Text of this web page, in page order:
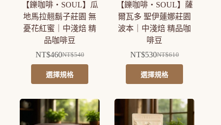
品
頁
面
選
擇
選
項
品
頁
面
選
擇
選
項
【鑠咖啡・SOUL】瓜
地馬拉翹鬍子莊園 無
憂花紅蜜｜中淺焙 精
品咖啡豆
NT$540
始
價
NT$540。
NT$460
前
價
NT$460。
選擇規格
此
產
有
多
【鑠咖啡・SOUL】薩
爾瓦多 聖伊蓮娜莊園
波本｜中淺焙 精品咖
啡豆
NT$610
始
價
NT$610。
NT$530
前
價
NT$530。
選擇規格
此
產
有
多